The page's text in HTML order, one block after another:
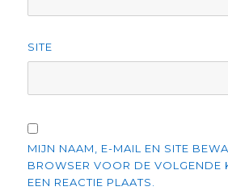
SITE
MIJN NAAM, E-MAIL EN SITE
BROWSER VOOR DE VOLGENDE
EEN REACTIE PLAATS.